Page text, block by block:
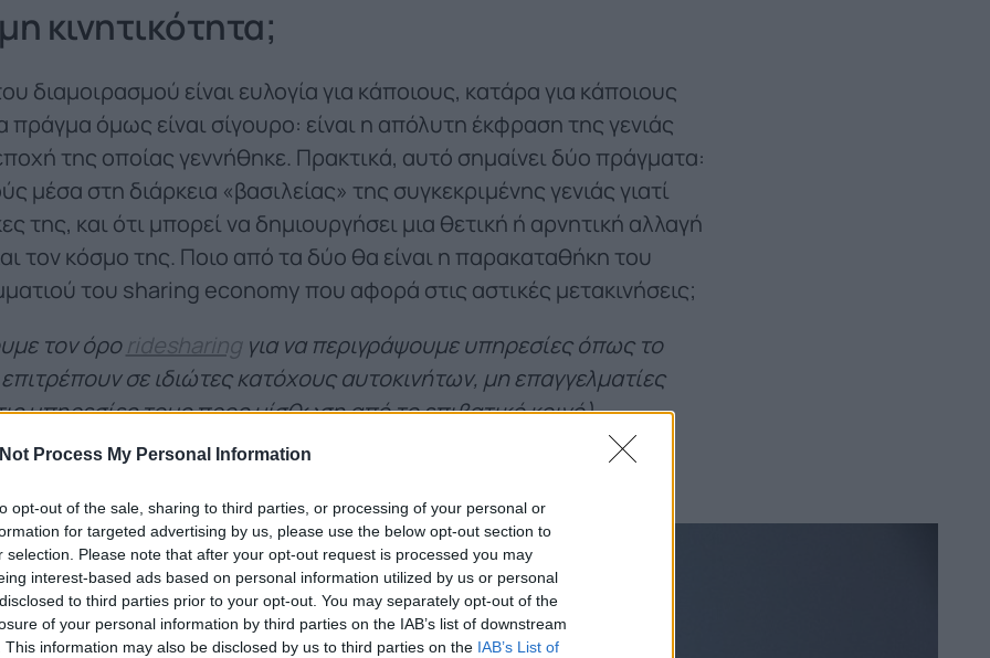
Process My Personal Information
opt-out of the sale, sharing to third parties, or processing of your personal or
for targeted advertising by us, please use the below opt-out section to
selection. Please note that after your opt-out request is processed you may
interest-based ads based on personal information utilized by us or personal
to third parties prior to your opt-out. You may separately opt-out of the
of your personal information by third parties on the IAB’s list of downstream
This information may also be disclosed by us to third parties on the IAB’s List of
κινητικότητα;
διαμοιρασμού είναι ευλογία για κάποιους, κατάρα για κάποιους
πράγμα όμως είναι σίγουρο: είναι η απόλυτη έκφραση της γενιάς
της οποίας γεννήθηκε. Πρακτικά, αυτό σημαίνει δύο πράγματα:
μέσα στη διάρκεια «βασιλείας» της συγκεκριμένης γενιάς γιατί
της, και ότι μπορεί να δημιουργήσει μια θετική ή αρνητική αλλαγή
τον κόσμο της. Ποιο από τα δύο θα είναι η παρακαταθήκη του
του sharing economy που αφορά στις αστικές μετακινήσεις;
τον όροridesharingγια να περιγράψουμε υπηρεσίες όπως το
σε ιδιώτες κατόχους αυτοκινήτων, μη επαγγελματίες
υπηρεσίες τους προς μίσθωση από το επιβατικό κοινό)
που μπορεί να γίνει χειρότερη